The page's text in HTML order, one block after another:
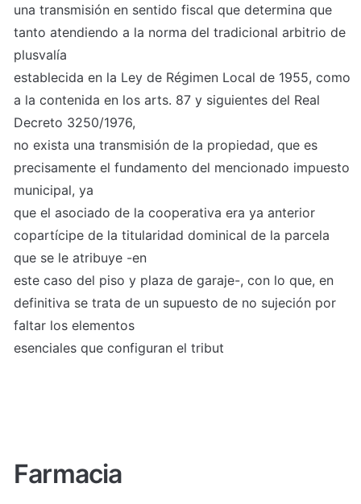
una transmisión en sentido fiscal que determina que
tanto atendiendo a la norma del tradicional arbitrio de
plusvalía
establecida en la Ley de Régimen Local de 1955, como
a la contenida en los arts. 87 y siguientes del Real
Decreto 3250/1976,
no exista una transmisión de la propiedad, que es
precisamente el fundamento del mencionado impuesto
municipal, ya
que el asociado de la cooperativa era ya anterior
copartícipe de la titularidad dominical de la parcela
que se le atribuye -en
este caso del piso y plaza de garaje-, con lo que, en
definitiva se trata de un supuesto de no sujeción por
faltar los elementos
esenciales que configuran el tribut
Farmacia